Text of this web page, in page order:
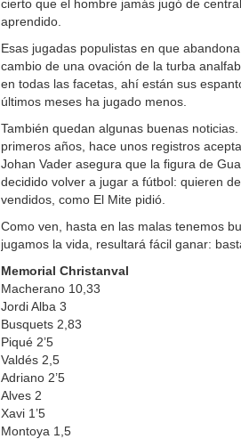
cierto que el hombre jamás jugó de
aprendido.
Esas jugadas populistas en que
cambio de una ovación de la turba
en todas las facetas, ahí están sus
últimos meses ha jugado menos.
También quedan algunas buenas
primeros años, hace unos registros
Johan Vader asegura que la figura de
decidido volver a jugar a fútbol: quieren
vendidos, como El Mite pidió.
Como ven, hasta en las malas tenemos
jugamos la vida, resultará fácil ganar:
Memorial Christanval
Macherano 10,33
Jordi Alba 3
Busquets 2,83
Piqué 2’5
Valdés 2,5
Adriano 2’5
Alves 2
Xavi 1’5
Montoya 1,5